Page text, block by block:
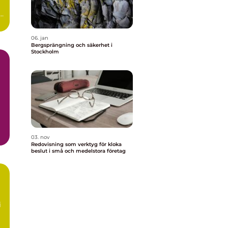
06. jan
Bergsprängning och säkerhet i
Stockholm
03. nov
Redovisning som verktyg för kloka
beslut i små och medelstora företag